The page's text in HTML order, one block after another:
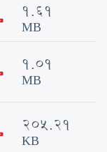
1.61
MB
1.01
MB
205.21
KB